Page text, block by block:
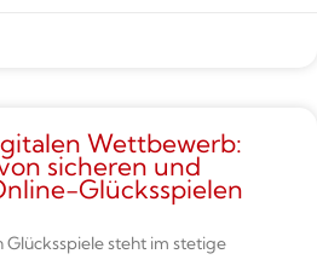
Wettbe­werb:
sicheren und
Glücksspielen
steht im stetige